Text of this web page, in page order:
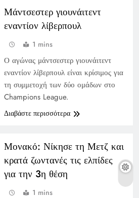
Μάντσεστερ γιουνάιτεντ
εναντίον λίβερπουλ
1 mins
Ο αγώνας μάντσεστερ γιουνάιτεντ
εναντίον λίβερπουλ είναι κρίσιμος για
τη συμμετοχή των δύο ομάδων στο
Champions League.
Διαβάστε περισσότερα
Μονακό: Νίκησε τη Μετζ και
κρατά ζωντανές τις ελπίδες
για την 3η θέση
1 mins